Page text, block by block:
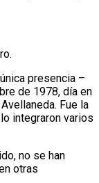
presencia –
de 1978, día en
Fue la
integraron varios
no se han
otras